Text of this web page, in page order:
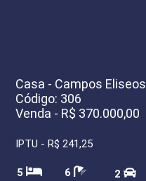
Casa - Campos
Código: 306
Venda - R$ 370.000,00
IPTU - R$ 241,25
5 6 2